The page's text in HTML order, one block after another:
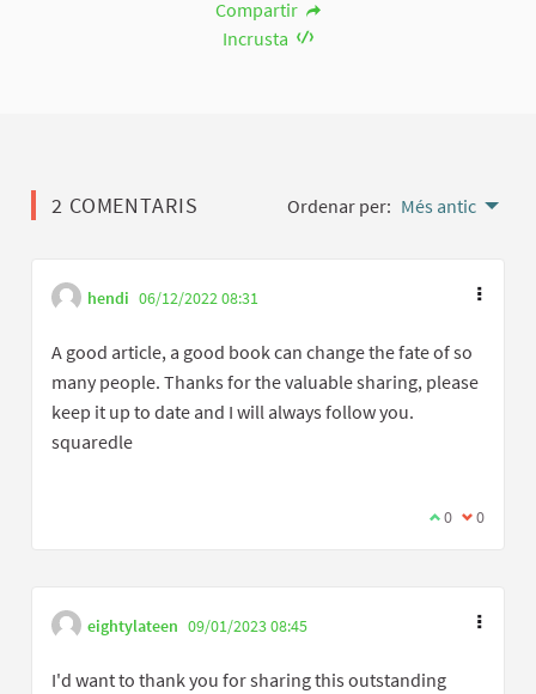
Compartir
Incrusta
2 COMENTARIS Ordenar per: Més antic
hendi 06/12/2022 08:31
A good article, a good book can change the fate of so
many people. Thanks for the valuable sharing, please
keep it up to date and I will always follow you.
squaredle
Estic d'acord
0 No estic
0
eightylateen 09/01/2023 08:45
I'd want to thank you for sharing this outstanding